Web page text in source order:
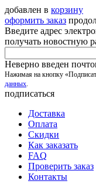
добавлен в корзину
оформить заказ
Введите адрес
получать новостную
Неверно введен
Нажимая на кнопку
данных.
подписаться
Доставка
Оплата
Скидки
Как заказать
FAQ
Проверить заказ
Контакты